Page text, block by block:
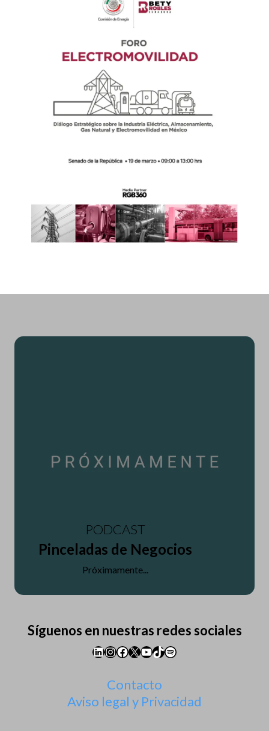
PODCAST
Pinceladas de Negocios
Próximamente...
Síguenos en nuestras redes sociales
LinkedIn
Instagram
Facebook
X YouTube
TikTok
Spotify
Contacto
Aviso legal y Privacidad